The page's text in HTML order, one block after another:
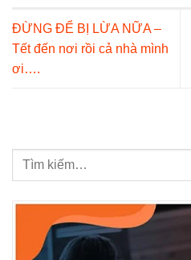
ĐỪNG ĐỂ BỊ LỪA NỮA –
Tết đến nơi rồi cả nhà mình
ơi….